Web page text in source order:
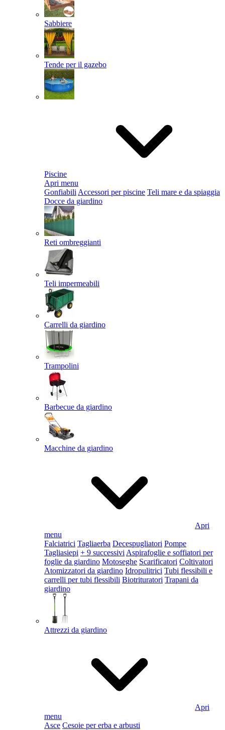
Sabbiere
Tende per il gazebo
Piscine
Apri menu
Gonfiabili Accessori per piscine Teli mare e da spiaggia
Docce da giardino
Reti ombreggianti
Teli impermeabili
Carrelli da giardino
Trampolini
Barbecue da giardino
Macchine da giardino
Apri
menu
Falciatrici Tagliaerba Decespugliatori Pompe
Tagliasiepi + 9 successivi Aspirafoglie e soffiatori per
foglie da giardino Motoseghe Scarificatori Coltivatori
Atomizzatori da giardino Idropulitrici Tubi flessibili e
carrelli per tubi flessibili Biotrituratori Trapani da
giardino
Attrezzi da giardino
Apri
menu
Asce Cesoie per erba e arbusti